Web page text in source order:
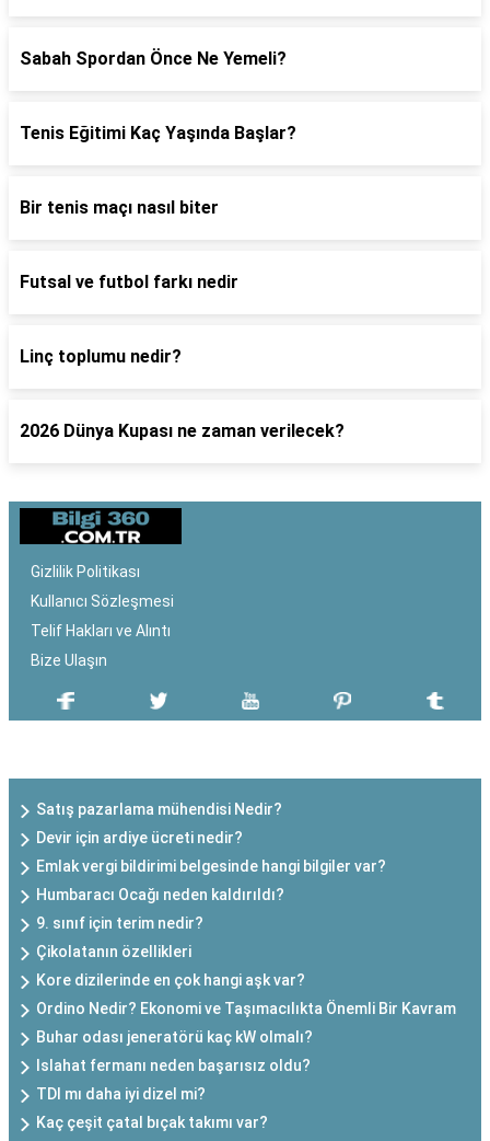
Sabah Spordan Önce Ne Yemeli?
Tenis Eğitimi Kaç Yaşında Başlar?
Bir tenis maçı nasıl biter
Futsal ve futbol farkı nedir
Linç toplumu nedir?
2026 Dünya Kupası ne zaman verilecek?
Gizlilik Politikası
Kullanıcı Sözleşmesi
Telif Hakları ve Alıntı
Bize Ulaşın
Satış pazarlama mühendisi Nedir?
Devir için ardiye ücreti nedir?
Emlak vergi bildirimi belgesinde hangi bilgiler var?
Humbaracı Ocağı neden kaldırıldı?
9. sınıf için terim nedir?
Çikolatanın özellikleri
Kore dizilerinde en çok hangi aşk var?
Ordino Nedir? Ekonomi ve Taşımacılıkta Önemli Bir Kavram
Buhar odası jeneratörü kaç kW olmalı?
Islahat fermanı neden başarısız oldu?
TDI mı daha iyi dizel mi?
Kaç çeşit çatal bıçak takımı var?